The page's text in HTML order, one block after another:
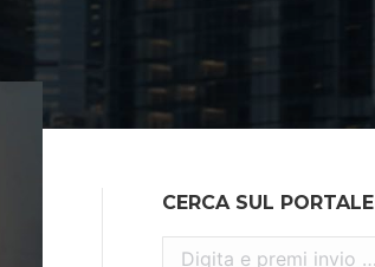
CERCA SUL PORTALE
Cerca: